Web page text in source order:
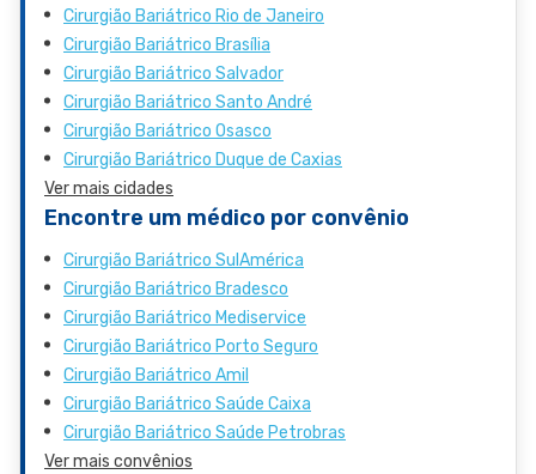
Cirurgião Bariátrico Rio de Janeiro
Cirurgião Bariátrico Brasília
Cirurgião Bariátrico Salvador
Cirurgião Bariátrico Santo André
Cirurgião Bariátrico Osasco
Cirurgião Bariátrico Duque de Caxias
Ver mais cidades
Encontre um médico por convênio
Cirurgião Bariátrico SulAmérica
Cirurgião Bariátrico Bradesco
Cirurgião Bariátrico Mediservice
Cirurgião Bariátrico Porto Seguro
Cirurgião Bariátrico Amil
Cirurgião Bariátrico Saúde Caixa
Cirurgião Bariátrico Saúde Petrobras
Ver mais convênios